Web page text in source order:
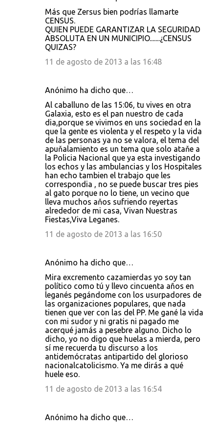
Más que Zersus bien podrías llamarte
CENSUS.
QUIEN PUEDE GARANTIZAR LA SEGURIDAD
ABSOLUTA EN UN MUNICIPIO.......¿CENSUS
QUIZAS?
11 de agosto de 2013 a las 16:48
Anónimo ha dicho que…
Al caballuno de las 15:06, tu vives en otra
Galaxia, esto es el pan nuestro de cada
dia,porque se vivimos en uns sociedad en la
que la gente es violenta y el respeto y la vida
de las personas ya no se valora, el tema del
apuňalamiento es un tema que solo ataňe a
la Policia Nacional que ya esta investigando
los echos y las ambulancias y los Hospitales
han echo tambien el trabajo que les
correspondia , no se puede buscar tres pies
al gato porque no lo tiene, un vecino que
lleva muchos aňos sufriendo reyertas
alrededor de mi casa, Vivan Nuestras
Fiestas,Viva Leganes.
11 de agosto de 2013 a las 16:50
Anónimo ha dicho que…
Mira excremento cazamierdas yo soy tan
político como tú y llevo cincuenta años en
leganés pegándome con los usurpadores de
las organizaciones populares, que nada
tienen que ver con las del PP. Me gané la vida
con mi sudor y ni gratis ni pagado me
acerqué jamás a pesebre alguno. Dicho lo
dicho, yo no digo que huelas a mierda, pero
sí me recuerda tu discurso a los
antidemócratas antipartido del glorioso
nacionalcatolicismo. Ya me dirás a qué
huele eso.
11 de agosto de 2013 a las 16:54
Anónimo ha dicho que…